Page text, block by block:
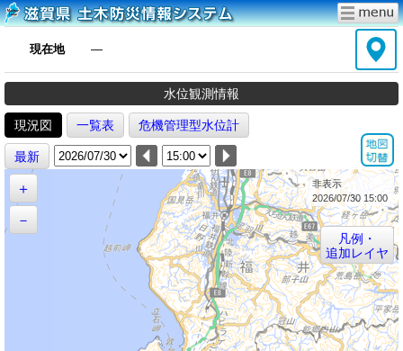
現在地 ―
水位観測情報
現況図 一覧表 危機管理型水位計
最新
＋
－
非表示
2026/07/30 15:00
凡例・
追加レイヤ